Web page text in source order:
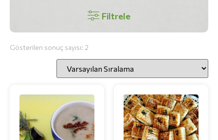
Filtrele
Gösterilen sonuç sayısı: 2